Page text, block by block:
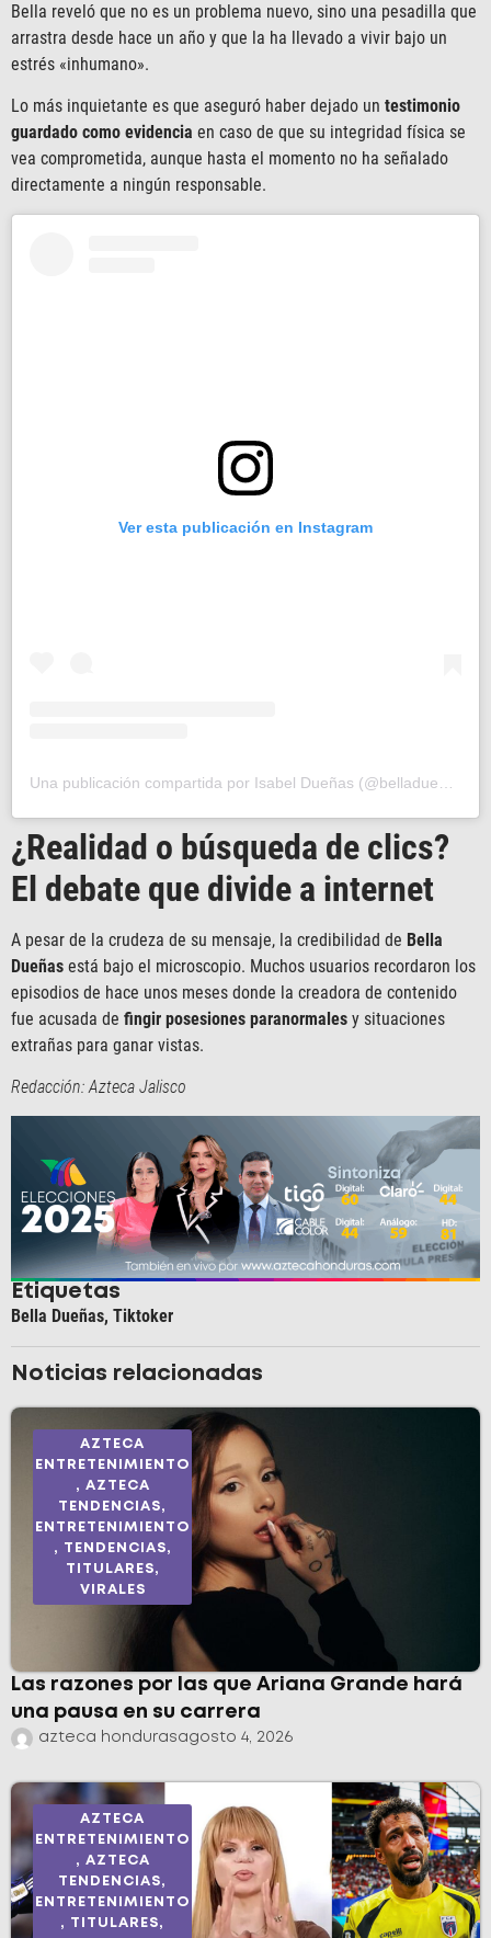
Bella reveló que no es un problema nuevo, sino una pesadilla que
arrastra desde hace un año y que la ha llevado a vivir bajo un
estrés «inhumano».
Lo más inquietante es que aseguró haber dejado un testimonio
guardado como evidencia en caso de que su integridad física se
vea comprometida, aunque hasta el momento no ha señalado
directamente a ningún responsable.
Ver esta publicación en Instagram
¿Realidad o búsqueda de clics?
El debate que divide a internet
A pesar de la crudeza de su mensaje, la credibilidad de Bella
Dueñas está bajo el microscopio. Muchos usuarios recordaron los
episodios de hace unos meses donde la creadora de contenido
fue acusada de fingir posesiones paranormales y situaciones
extrañas para ganar vistas.
Redacción: Azteca Jalisco
Etiquetas
Bella Dueñas, Tiktoker
Noticias relacionadas
AZTECA
ENTRETENIMIENTO
, AZTECA
TENDENCIAS,
ENTRETENIMIENTO
,
TENDENCIAS,
TITULARES,
VIRALES
Las razones por las que Ariana Grande hará
una pausa en su carrera
azteca hondurasagosto 4, 2026
AZTECA
ENTRETENIMIENTO
, AZTECA
TENDENCIAS,
ENTRETENIMIENTO
, TITULARES,